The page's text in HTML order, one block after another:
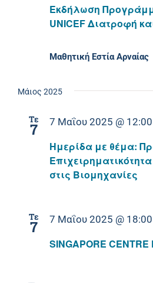
Εκδήλωση
UNICEF Διατροφή
Μαθητική Εστία Αρναίας
Μάιος 2025
Τε
7
Ημερίδα με θέμα:
στις Βιομηχανίες
7 Μαΐου 2025 @ 12:00
Τε
7
SINGAPORE CENTRE
7 Μαΐου 2025 @ 18:00